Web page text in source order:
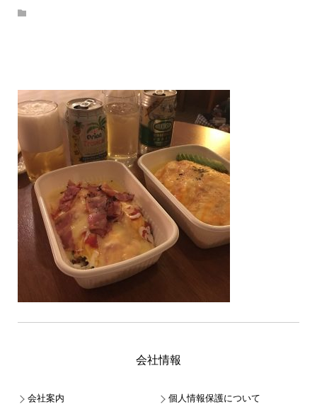
会社情報
会社案内 個人情報保護について